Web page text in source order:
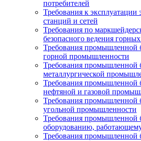
потребителей
Требования к эксплуатации
станций и сетей
Требования по
безопасного ведения
Требования промышленной
горной промышленности
Требования промышленной
металлургической
Требования промышленной
нефтяной и газовой
Требования промышленной
угольной промышленности
Требования промышленной
оборудованию,
Требования промышленной